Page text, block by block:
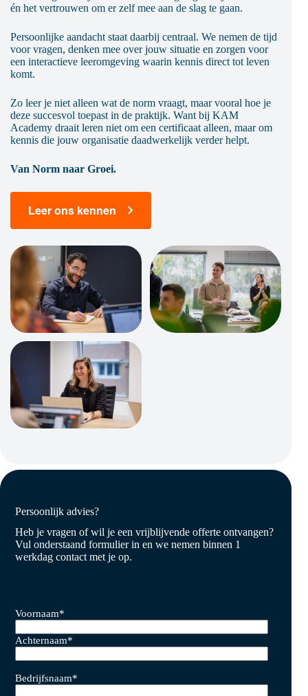
én het vertrouwen om er zelf mee aan de slag te gaan.
Persoonlijke aandacht staat daarbij centraal. We nemen de tijd
voor vragen, denken mee over jouw situatie en zorgen voor
een interactieve leeromgeving waarin kennis direct tot leven
komt.
Zo leer je niet alleen wat de norm vraagt, maar vooral hoe je
deze succesvol toepast in de praktijk. Want bij KAM
Academy draait leren niet om een certificaat alleen, maar om
kennis die jouw organisatie daadwerkelijk verder helpt.
Van Norm naar Groei.
Leer ons kennen
Persoonlijk advies?
Heb je vragen of wil je een vrijblijvende offerte ontvangen?
Vul onderstaand formulier in en we nemen binnen 1
werkdag contact met je op.
Voornaam*
Achternaam*
Bedrijfsnaam*